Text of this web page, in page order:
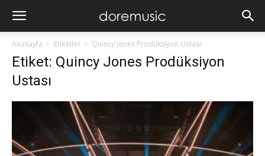
Anasayfa Etiketler Quincy Jones Prodüksiyon Ustası
Etiket: Quincy Jones Prodüksiyon
Ustası